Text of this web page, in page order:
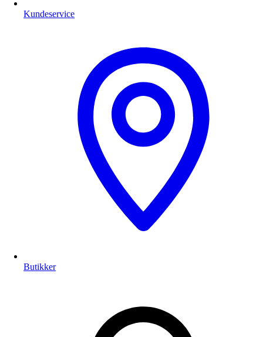
Kundeservice
Butikker